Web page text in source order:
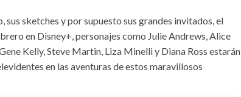
sus sketches y por supuesto sus grandes invitados, el
en Disney+, personajes como Julie Andrews, Alice
Kelly, Steve Martin, Liza Minelli y Diana Ross estarán
en las aventuras de estos maravillosos